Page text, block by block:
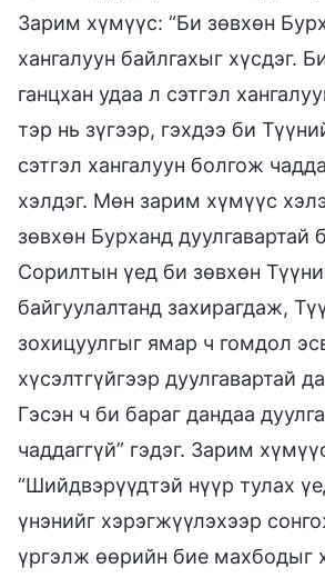
Зарим хүмүүс: “Би зөвхөн
хангалуун байлгахыг хүсдэг.
ганцхан удаа л сэтгэл
тэр нь зүгээр, гэхдээ би
сэтгэл хангалуун болгож
хэлдэг. Мөн зарим хүмүүс
зөвхөн Бурханд дуулгавартай
Сорилтын үед би зөвхөн
байгуулалтанд захирагдаж,
зохицуулгыг ямар ч гомдол
хүсэлтгүйгээр дуулгавартай
Гэсэн ч би бараг дандаа
чаддаггүй” гэдэг. Зарим
“Шийдвэрүүдтэй нүүр тулах
үнэнийг хэрэгжүүлэхээр
үргэлж өөрийн бие махбодыг